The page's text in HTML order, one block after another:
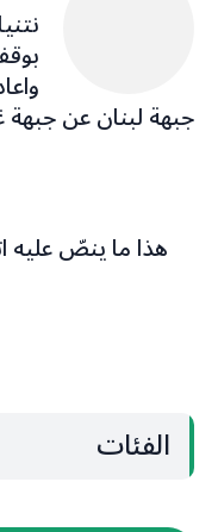
جبهة لبنان عن جبهة
هذا ما ينصّ عليه
الفئات